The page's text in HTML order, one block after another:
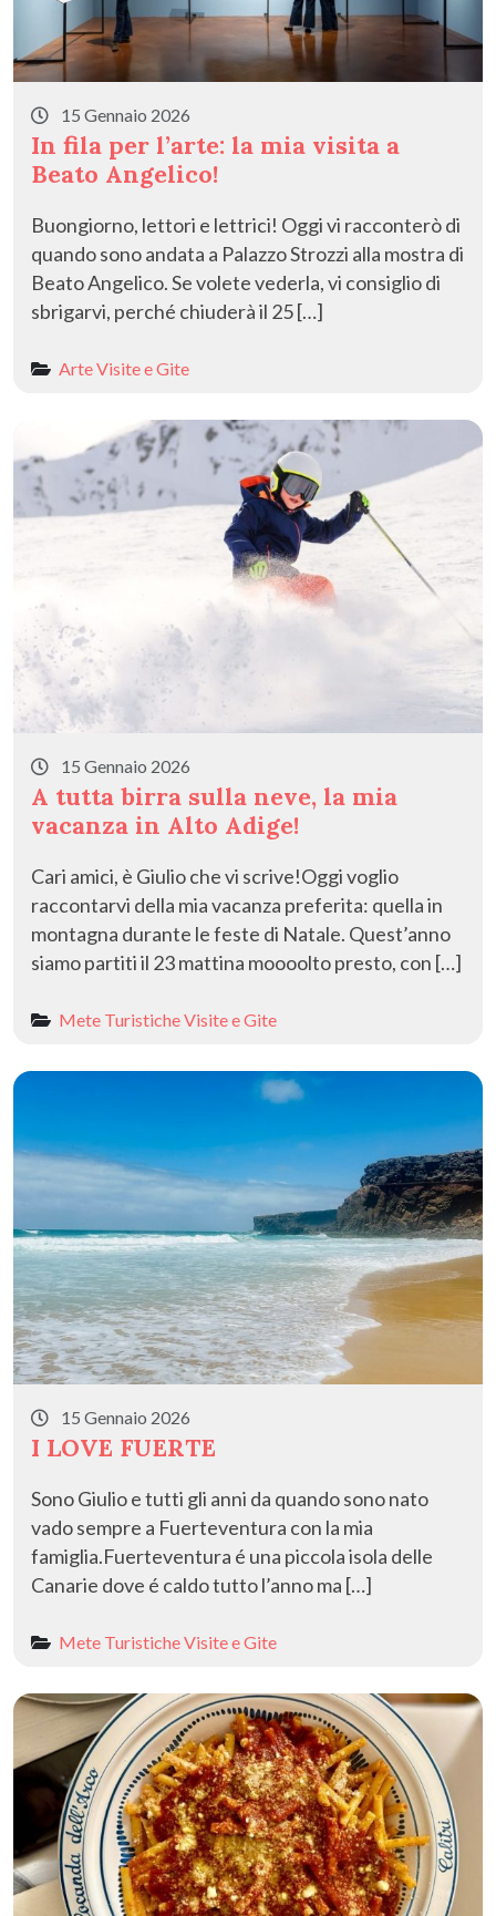
15 Gennaio 2026
In fila per l’arte: la mia visita a
Beato Angelico!
​Buongiorno, lettori e lettrici! ​Oggi vi racconterò di
quando sono andata a Palazzo Strozzi alla mostra di
Beato Angelico. Se volete vederla, vi consiglio di
sbrigarvi, perché chiuderà il 25 […]
ArteVisite e Gite
15 Gennaio 2026
A tutta birra sulla neve, la mia
vacanza in Alto Adige!
​Cari amici, è Giulio che vi scrive!​Oggi voglio
raccontarvi della mia vacanza preferita: quella in
montagna durante le feste di Natale. Quest’anno
siamo partiti il 23 mattina moooolto presto, con […]
Mete TuristicheVisite e Gite
15 Gennaio 2026
I LOVE FUERTE
Sono Giulio e tutti gli anni da quando sono nato
vado sempre a Fuerteventura con la mia
famiglia.Fuerteventura é una piccola isola delle
Canarie dove é caldo tutto l’anno ma […]
Mete TuristicheVisite e Gite